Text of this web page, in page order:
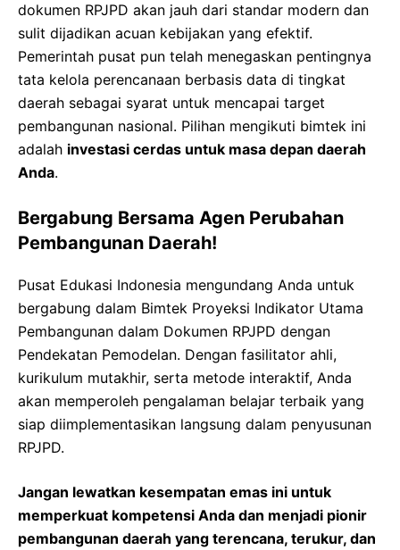
dokumen RPJPD akan jauh dari standar modern dan
sulit dijadikan acuan kebijakan yang efektif.
Pemerintah pusat pun telah menegaskan pentingnya
tata kelola perencanaan berbasis data di tingkat
daerah sebagai syarat untuk mencapai target
pembangunan nasional. Pilihan mengikuti bimtek ini
adalah investasi cerdas untuk masa depan daerah
Anda.
Bergabung Bersama Agen Perubahan
Pembangunan Daerah!
Pusat Edukasi Indonesia mengundang Anda untuk
bergabung dalam Bimtek Proyeksi Indikator Utama
Pembangunan dalam Dokumen RPJPD dengan
Pendekatan Pemodelan. Dengan fasilitator ahli,
kurikulum mutakhir, serta metode interaktif, Anda
akan memperoleh pengalaman belajar terbaik yang
siap diimplementasikan langsung dalam penyusunan
RPJPD.
Jangan lewatkan kesempatan emas ini untuk
memperkuat kompetensi Anda dan menjadi pionir
pembangunan daerah yang terencana, terukur, dan